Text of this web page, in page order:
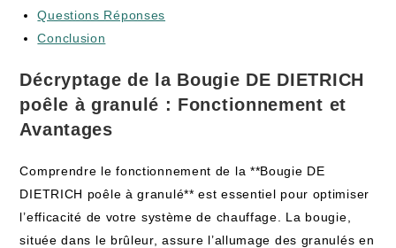
Questions Réponses
Conclusion
Décryptage de la Bougie DE DIETRICH
poêle à granulé : Fonctionnement et
Avantages
Comprendre le fonctionnement de la **Bougie DE
DIETRICH poêle à granulé** est essentiel pour optimiser
l’efficacité de votre système de chauffage. La bougie,
située dans le brûleur, assure l’allumage des granulés en